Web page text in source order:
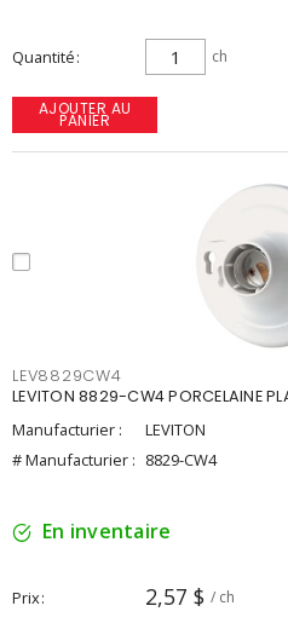
Quantité ch
AJOUTER AU
PANIER
LEV8829CW4
LEVITON 8829-CW4 PORCELAINE
Manufacturier :
LEVITON
# Manufacturier : 8829-CW4
En inventaire
Prix 2,57 $ / ch